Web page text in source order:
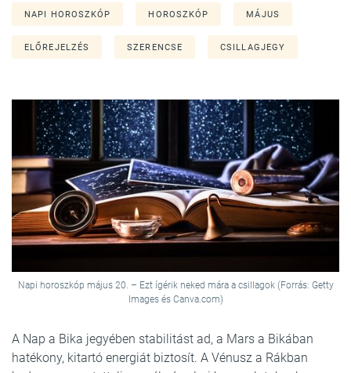
NAPI HOROSZKÓP HOROSZKÓP MÁJUS
ELŐREJELZÉS SZERENCSE CSILLAGJEGY
Napi horoszkóp május 20. – Ezt ígérik neked mára a csillagok (Forrás: Getty
Images és Canva.com)
A Nap a Bika jegyében stabilitást ad, a Mars a Bikában
hatékony, kitartó energiát biztosít. A Vénusz a Rákban